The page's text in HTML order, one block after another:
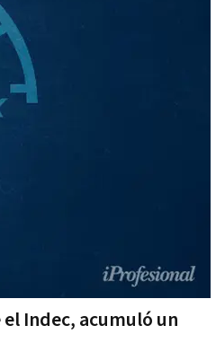
Indec, acumuló un